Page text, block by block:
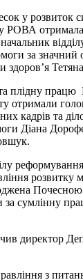
у розвиток
РОВА
за значний
здоров’я
плідну працю
отримали
кадрів та
Діана
розвитку
за сумлінну
директор
з